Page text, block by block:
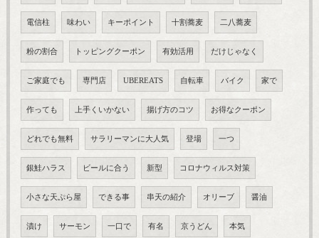
電信柱 味わい キーポイント 十割蕎麦 二八蕎麦
粉の割合 トッピングクーポン 有効活用 だけじゃなく
ご家庭でも 専門店 UBEREATS 自転車 バイク 家で
作っても 上手くいかない 揚げ方のコツ お得なクーポン
どれでも無料 サラリーマンに大人気 登場 一つ
銀鮭ハラス ビールに合う 新型 コロナウィルス対策
小さな天ぷら屋 できる事 串天の紹介 オリーブ 醤油
漬け サーモン 一口で 有名 京うどん 本気